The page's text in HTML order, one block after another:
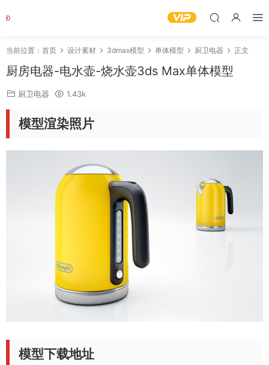
当前位置： 首页 设计素材 3dmax模型 单体模型 厨卫电器 正文
厨房电器-电水壶-烧水壶3ds Max单体模型
厨卫电器 1.43k
模型渲染照片
模型下载地址